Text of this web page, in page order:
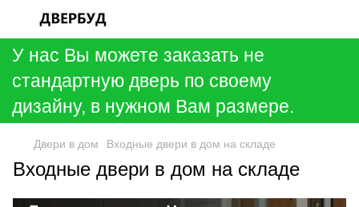
У нас Вы можете заказать не
стандартную дверь по своему
дизайну, в нужном Вам размере.
Двери в дом Входные двери в дом на складе
Входные двери в дом на складе